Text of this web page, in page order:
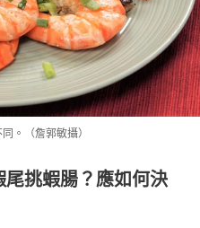
。（詹郭敏攝）
挑蝦腸？應如何決